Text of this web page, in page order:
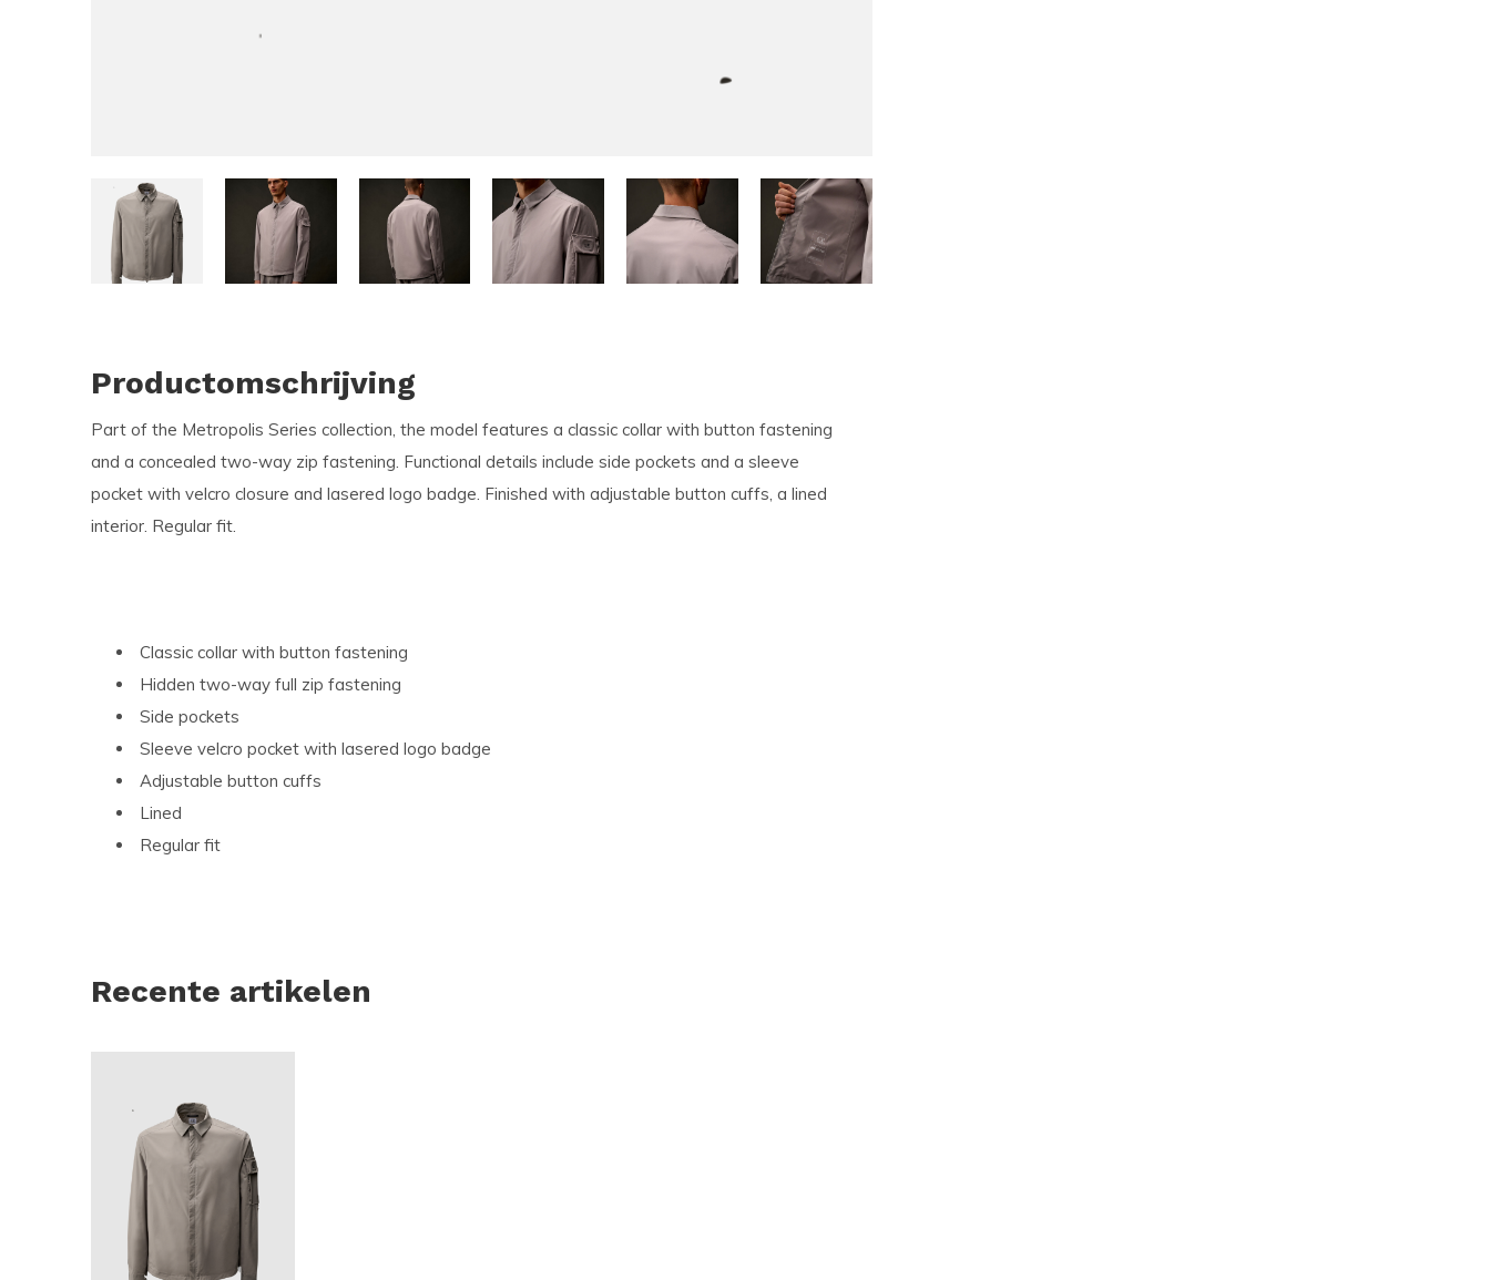
Productomschrijving
Part of the Metropolis Series collection, the model features a classic collar with button fastening
and a concealed two-way zip fastening. Functional details include side pockets and a sleeve
pocket with velcro closure and lasered logo badge. Finished with adjustable button cuffs, a lined
interior. Regular fit.
Classic collar with button fastening
Hidden two-way full zip fastening
Side pockets
Sleeve velcro pocket with lasered logo badge
Adjustable button cuffs
Lined
Regular fit
Recente artikelen